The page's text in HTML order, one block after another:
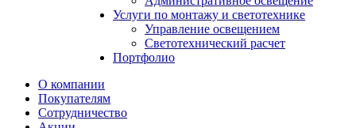
Услуги по монтажу и светотехнике
Управление освещением
Светотехнический расчет
Портфолио
О компании
Покупателям
Сотрудничество